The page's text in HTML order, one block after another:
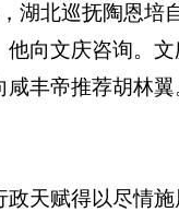
北巡抚陶恩培
他向文庆咨询。
丰帝推荐胡林
天赋得以尽情施